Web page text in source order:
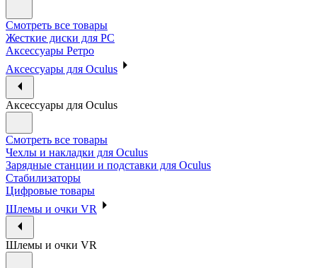
Смотреть все товары
Жесткие диски для PC
Аксессуары Ретро
Аксессуары для Oculus
Аксессуары для Oculus
Смотреть все товары
Чехлы и накладки для Oculus
Зарядные станции и подставки для Oculus
Стабилизаторы
Цифровые товары
Шлемы и очки VR
Шлемы и очки VR